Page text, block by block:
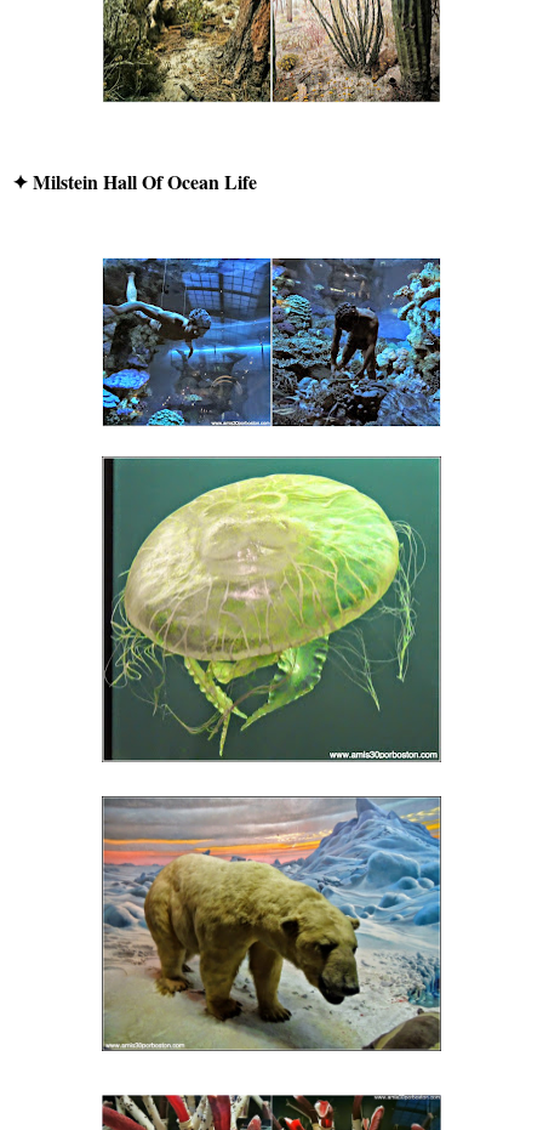
✦ Milstein Hall Of Ocean Life